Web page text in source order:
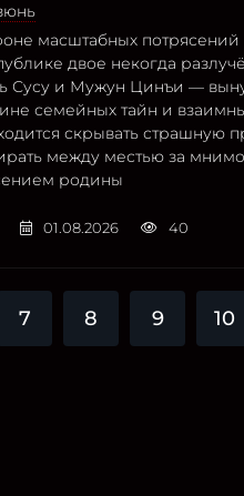
масштабных потрясений
двое некогда
Сусу и Мужун Цинъи —
семейных тайн и
скрывать страшную
между местью за
родины
01.08.2026 40
7 8 9 10